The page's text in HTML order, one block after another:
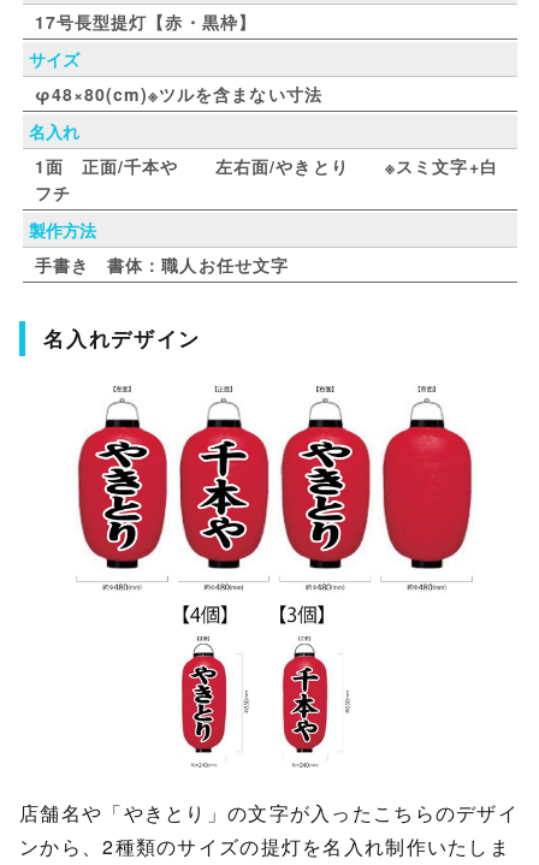
17号長型提灯【赤・黒枠】
サイズ
φ48×80(cm)※ツルを含まない寸法
名入れ
1面 正面/千本や 左右面/やきとり ※スミ文字+白
フチ
製作方法
手書き 書体：職人お任せ文字
名入れデザイン
店舗名や「やきとり」の文字が入ったこちらのデザイ
ンから、2種類のサイズの提灯を名入れ制作いたしま